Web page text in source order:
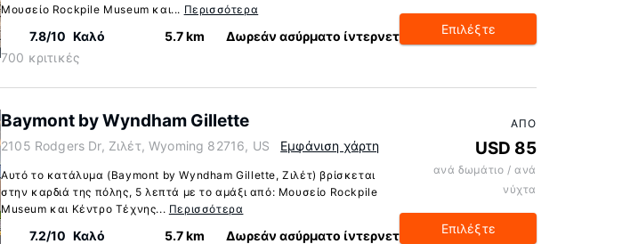
Μουσείο Rockpile Museum και... Περισσότερα
7.8/10 Καλό
700 κριτικές
5.7 km Δωρεάν ασύρματο ίντερνετ Επιλέξτε
Baymont by Wyndham Gillette
2105 Rodgers Dr, Ζιλέτ, Wyoming 82716, US Εμφάνιση χάρτη
Αυτό το κατάλυμα (Baymont by Wyndham Gillette, Ζιλέτ) βρίσκεται
στην καρδιά της πόλης, 5 λεπτά με το αμάξι από: Μουσείο Rockpile
Museum και Κέντρο Τέχνης... Περισσότερα
7.2/10 Καλό
5.7 km Δωρεάν ασύρματο ίντερνετ
ΑΠΌ
USD 85
ανά δωμάτιο / ανά
νύχτα
Επιλέξτε